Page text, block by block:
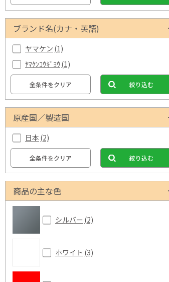
ブランド名(カナ・英語)
ヤマケン (1)
ﾔﾏｹﾝｺｳｷﾞﾖｳ(1)
全条件をクリア 絞り込む
原産国／製造国
日本 (2)
全条件をクリア 絞り込む
商品の主な色
シルバー (2)
ホワイト (3)